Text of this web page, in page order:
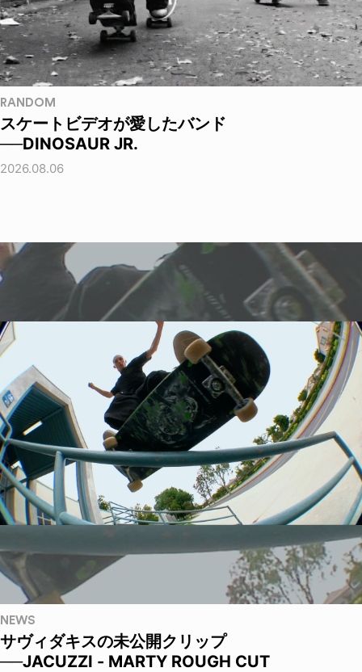
RANDOM
スケートビデオが愛したバンド
──DINOSAUR JR.
2026.08.06
NEWS
サヴィダキスの未公開クリップ
──JACUZZI - MARTY ROUGH CUT